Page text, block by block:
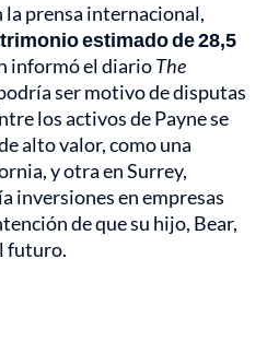
la prensa internacional,
estimado de 28,5
informó el diarioThe
ser motivo de disputas
los activos de Payne se
alto valor, como una
y otra en Surrey,
inversiones en empresas
de que su hijo, Bear,
futuro.